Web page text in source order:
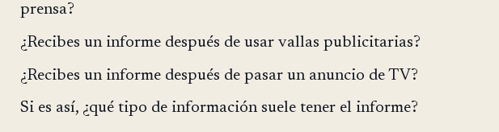
prensa?
¿Recibes un informe después de usar vallas publicitarias?
¿Recibes un informe después de pasar un anuncio de TV?
Si es así, ¿qué tipo de información suele tener el informe?